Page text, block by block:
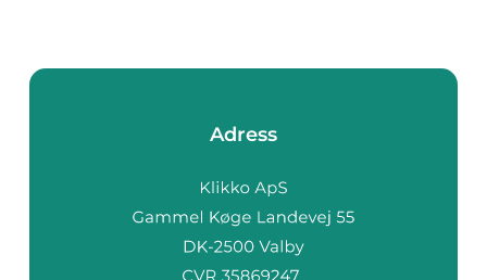
Adress